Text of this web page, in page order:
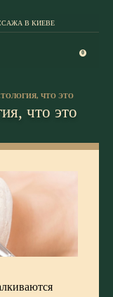
В КИЕВЕ
0
ЧТО ЭТО
что это